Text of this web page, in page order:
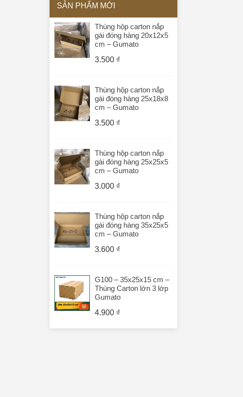
SẢN PHẨM MỚI
Thùng hộp carton nắp
gài đóng hàng 20x12x5
cm – Gumato
3.500 ₫
Thùng hộp carton nắp
gài đóng hàng 25x18x8
cm – Gumato
3.500 ₫
Thùng hộp carton nắp
gài đóng hàng 25x25x5
cm – Gumato
3.000 ₫
Thùng hộp carton nắp
gài đóng hàng 35x25x5
cm – Gumato
3.600 ₫
G100 – 35x25x15 cm –
Thùng Carton lớn 3 lớp
Gumato
4.900 ₫